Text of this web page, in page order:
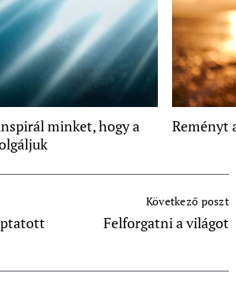
minket, hogy a
Reményt
Következő poszt
Felforgatni a világot